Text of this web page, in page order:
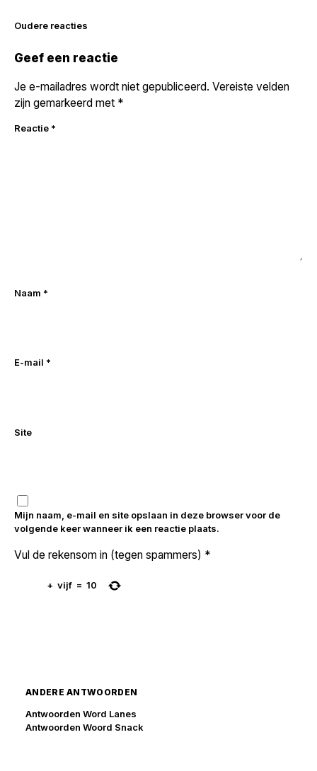
Reacties
navigatie
Oudere reacties
Geef een reactie
Je e-mailadres wordt niet gepubliceerd. Vereiste velden
zijn gemarkeerd met *
Reactie *
Naam *
E-mail *
Site
Mijn naam, e-mail en site opslaan in deze browser voor de
volgende keer wanneer ik een reactie plaats.
Vul de rekensom in (tegen spammers) *
+ vijf = 10
ANDERE ANTWOORDEN
Antwoorden Word Lanes
Antwoorden Woord Snack